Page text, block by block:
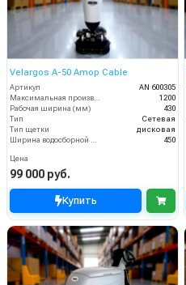
Velargos A-50 Amop Cable
Артикул
AN 600305
1200
Рабочая ширина (мм)
430
Тип
Сетевая
Тип щетки
дисковая
450
Цена
99 000 руб.
Купить